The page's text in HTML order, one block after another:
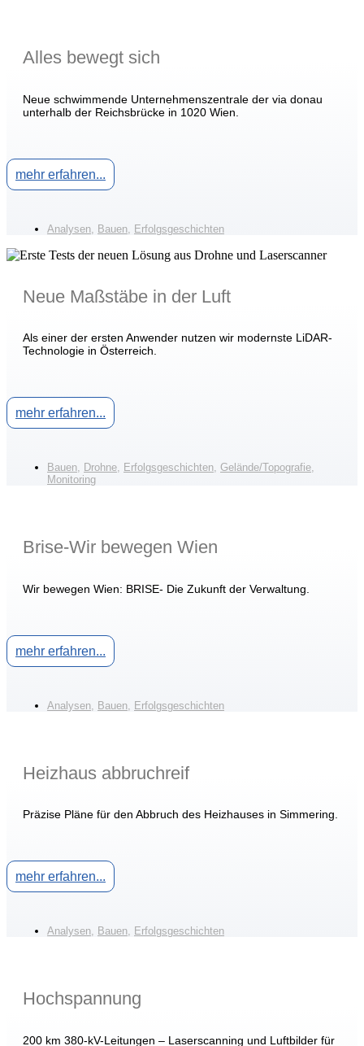
Alles bewegt sich
Neue schwimmende Unternehmenszentrale der via donau
unterhalb der Reichsbrücke in 1020 Wien.
mehr erfahren...
Analysen Bauen Erfolgsgeschichten
Neue Maßstäbe in der Luft
Als einer der ersten Anwender nutzen wir modernste LiDAR-
Technologie in Österreich.
mehr erfahren...
Bauen, Drohne, Erfolgsgeschichten, Gelände/Topografie,
Monitoring
Brise-Wir bewegen Wien
Wir bewegen Wien: BRISE- Die Zukunft der Verwaltung.
mehr erfahren...
Analysen Bauen Erfolgsgeschichten
Heizhaus abbruchreif
Präzise Pläne für den Abbruch des Heizhauses in Simmering.
mehr erfahren...
Analysen, Bauen, Erfolgsgeschichten
Hochspannung
200 km 380-kV-Leitungen – Laserscanning und Luftbilder für